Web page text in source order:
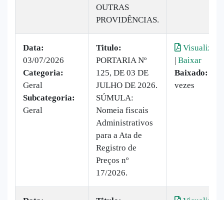
OUTRAS
PROVIDÊNCIAS.
Data:
03/07/2026
Categoria:
Geral
Subcategoria:
Geral
Titulo:
PORTARIA Nº
125, DE 03 DE
JULHO DE 2026.
SÚMULA:
Nomeia fiscais
Administrativos
para a Ata de
Registro de
Preços nº
17/2026.
Visualizar
| Baixar
Baixado:
vezes